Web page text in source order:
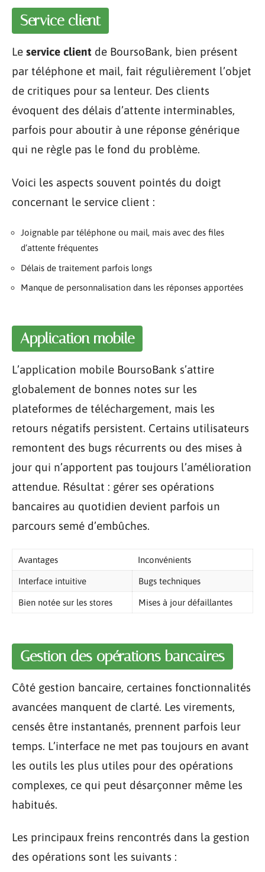
Service client
Le service client de BoursoBank, bien présent
par téléphone et mail, fait régulièrement l’objet
de critiques pour sa lenteur. Des clients
évoquent des délais d’attente interminables,
parfois pour aboutir à une réponse générique
qui ne règle pas le fond du problème.
Voici les aspects souvent pointés du doigt
concernant le service client :
Joignable par téléphone ou mail, mais avec des files
d’attente fréquentes
Délais de traitement parfois longs
Manque de personnalisation dans les réponses apportées
Application mobile
L’application mobile BoursoBank s’attire
globalement de bonnes notes sur les
plateformes de téléchargement, mais les
retours négatifs persistent. Certains utilisateurs
remontent des bugs récurrents ou des mises à
jour qui n’apportent pas toujours l’amélioration
attendue. Résultat : gérer ses opérations
bancaires au quotidien devient parfois un
parcours semé d’embûches.
Avantages Inconvénients
Interface intuitive Bugs techniques
Bien notée sur les stores Mises à jour défaillantes
Gestion des opérations bancaires
Côté gestion bancaire, certaines fonctionnalités
avancées manquent de clarté. Les virements,
censés être instantanés, prennent parfois leur
temps. L’interface ne met pas toujours en avant
les outils les plus utiles pour des opérations
complexes, ce qui peut désarçonner même les
habitués.
Les principaux freins rencontrés dans la gestion
des opérations sont les suivants :